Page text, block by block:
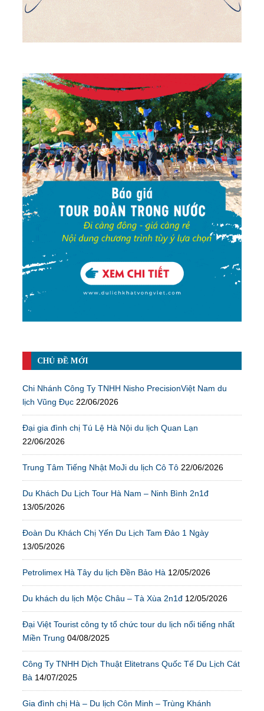
CHỦ ĐỀ MỚI
Chi Nhánh Công Ty TNHH Nisho PrecisionViệt Nam du
lịch Vũng Đục 22/06/2026
Đại gia đình chị Tú Lệ Hà Nội du lịch Quan Lạn
22/06/2026
Trung Tâm Tiếng Nhật MoJi du lịch Cô Tô 22/06/2026
Du Khách Du Lịch Tour Hà Nam – Ninh Bình 2n1đ
13/05/2026
Đoàn Du Khách Chị Yến Du Lịch Tam Đảo 1 Ngày
13/05/2026
Petrolimex Hà Tây du lịch Đền Bảo Hà 12/05/2026
Du khách du lịch Mộc Châu – Tà Xùa 2n1đ 12/05/2026
Đại Việt Tourist công ty tổ chức tour du lịch nổi tiếng nhất
Miền Trung 04/08/2025
Công Ty TNHH Dịch Thuật Elitetrans Quốc Tế Du Lịch Cát
Bà 14/07/2025
Gia đình chị Hà – Du lịch Côn Minh – Trùng Khánh